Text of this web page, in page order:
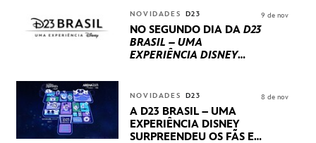
INTERNACIONAIS E
PRODUÇÕES BRASILEIRAS
NOVIDADES D23
NO SEGUNDO DIA DA D23
BRASIL – UMA
EXPERIÊNCIA DISNEY
STUDIOS REVELARAM
PRÉVIAS E NOVIDADES
DOS SEUS PRÓXIMOS
LANÇAMENTOS
9 de nov
NOVIDADES D23
A D23 BRASIL – UMA
EXPERIÊNCIA DISNEY
SURPREENDEU OS FÃS EM
8 de nov